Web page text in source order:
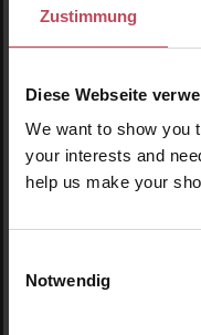
Zustimmung
Diese Webseite
We want to show you
your interests and
help us make your
Notwendig
250
Produkt